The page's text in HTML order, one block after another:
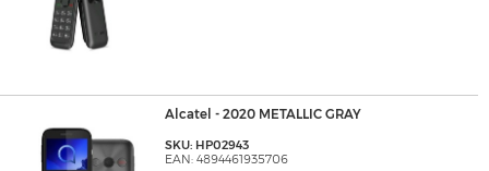
Alcatel - 2020 METALLIC GRAY
SKU: HP02943
EAN: 4894461935706